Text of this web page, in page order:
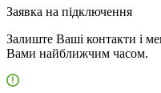
Заявка на підключення
Залиште Ваші контакти і
Вами найближчим часом.